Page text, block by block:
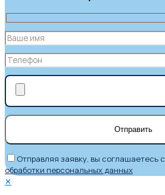
Отправляя заявку, вы соглашаетесь с
обработки персональных данных
✕